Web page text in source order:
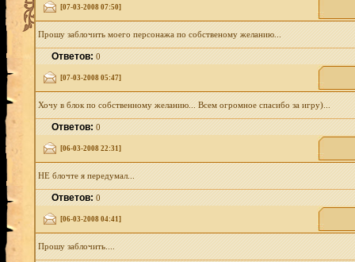
[07-03-2008 07:50]
Прошу заблочить моего персонажа по собственому желанию...
Ответов:0
[07-03-2008 05:47]
Хочу в блок по собственному желанию... Всем огромное спасибо за игру)...
Ответов:0
[06-03-2008 22:31]
НЕ блочте я передумал...
Ответов:0
[06-03-2008 04:41]
Прошу заблочить....